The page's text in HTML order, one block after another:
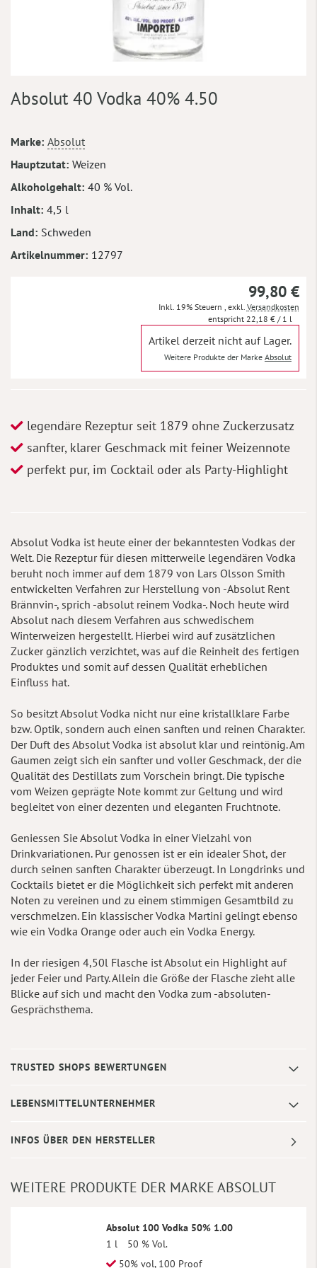
Anfang
springen
Absolut 40 Vodka 40% 4.50
Mehr
Informationen
Marke Absolut
Hauptzutat Weizen
Alkoholgehalt 40 % Vol.
Inhalt 4,5 l
Land Schweden
Artikelnummer 12797
99,80 €
Inkl. 19% Steuern exkl. Versandkosten
22,18 € / 1 l
Artikel derzeit nicht auf Lager.
Weitere Produkte der Marke Absolut
legendäre Rezeptur seit 1879 ohne Zuckerzusatz
sanfter, klarer Geschmack mit feiner Weizennote
perfekt pur, im Cocktail oder als Party-Highlight
Absolut Vodka ist heute einer der bekanntesten Vodkas der
Welt. Die Rezeptur für diesen mitterweile legendären Vodka
beruht noch immer auf dem 1879 von Lars Olsson Smith
entwickelten Verfahren zur Herstellung von -Absolut Rent
Brännvin-, sprich -absolut reinem Vodka-. Noch heute wird
Absolut nach diesem Verfahren aus schwedischem
Winterweizen hergestellt. Hierbei wird auf zusätzlichen
Zucker gänzlich verzichtet, was auf die Reinheit des fertigen
Produktes und somit auf dessen Qualität erheblichen
Einfluss hat.
So besitzt Absolut Vodka nicht nur eine kristallklare Farbe
bzw. Optik, sondern auch einen sanften und reinen Charakter.
Der Duft des Absolut Vodka ist absolut klar und reintönig. Am
Gaumen zeigt sich ein sanfter und voller Geschmack, der die
Qualität des Destillats zum Vorschein bringt. Die typische
vom Weizen geprägte Note kommt zur Geltung und wird
begleitet von einer dezenten und eleganten Fruchtnote.
Geniessen Sie Absolut Vodka in einer Vielzahl von
Drinkvariationen. Pur genossen ist er ein idealer Shot, der
durch seinen sanften Charakter überzeugt. In Longdrinks und
Cocktails bietet er die Möglichkeit sich perfekt mit anderen
Noten zu vereinen und zu einem stimmigen Gesamtbild zu
verschmelzen. Ein klassischer Vodka Martini gelingt ebenso
wie ein Vodka Orange oder auch ein Vodka Energy.
In der riesigen 4,50l Flasche ist Absolut ein Highlight auf
jeder Feier und Party. Allein die Größe der Flasche zieht alle
Blicke auf sich und macht den Vodka zum -absoluten-
Gesprächsthema.
TRUSTED SHOPS BEWERTUNGEN
LEBENSMITTELUNTERNEHMER
INFOS ÜBER DEN HERSTELLER
WEITERE PRODUKTE DER MARKE ABSOLUT
Absolut 100 Vodka 50% 1.00
1 l
50 % Vol.
50% vol, 100 Proof